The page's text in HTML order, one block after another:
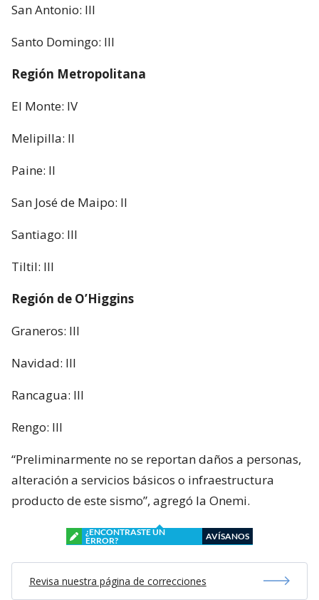
San Antonio: III
Santo Domingo: III
Región Metropolitana
El Monte: IV
Melipilla: II
Paine: II
San José de Maipo: II
Santiago: III
Tiltil: III
Región de O’Higgins
Graneros: III
Navidad: III
Rancagua: III
Rengo: III
“Preliminarmente no se reportan daños a personas,
alteración a servicios básicos o infraestructura
producto de este sismo”, agregó la Onemi.
¿ENCONTRASTE UN
ERROR?
AVÍSANOS
Revisa nuestra página de correcciones